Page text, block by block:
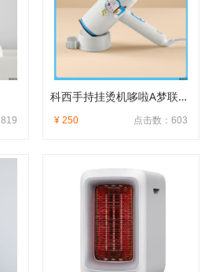
科西手持挂烫机哆啦A梦联名款
点击数：603
¥ 250